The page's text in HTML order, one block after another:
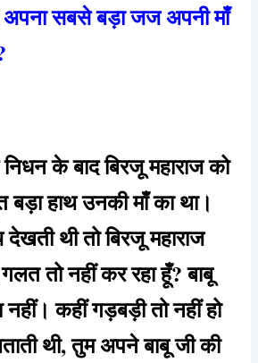
अपना सबसे बड़ा जज अपनी माँ
के बाद बिरजू महाराज को
हाथ उनकी माँ का था।
थी तो बिरजू महाराज
तो नहीं कर रहा हूँ? बाबू
नहीं। कहीं गड़बड़ी तो नहीं हो
थी, तुम अपने बाबू जी की